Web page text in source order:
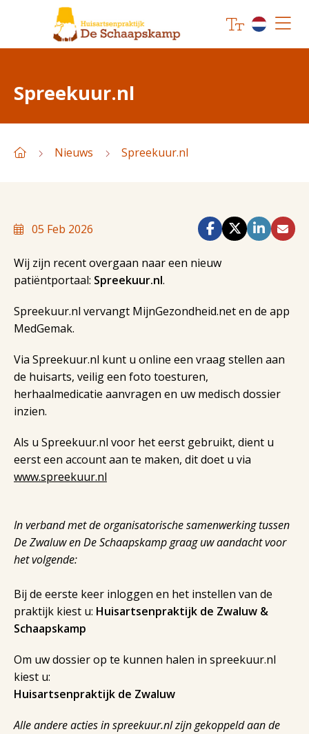
Spreekuur.nl
Nieuws Spreekuur.nl
05 Feb 2026
Wij zijn recent overgaan naar een nieuw
patiëntportaal: Spreekuur.nl.
Spreekuur.nl vervangt MijnGezondheid.net en de app
MedGemak.
Via Spreekuur.nl kunt u online een vraag stellen aan
de huisarts, veilig een foto toesturen,
herhaalmedicatie aanvragen en uw medisch dossier
inzien.
Als u Spreekuur.nl voor het eerst gebruikt, dient u
eerst een account aan te maken, dit doet u via
www.spreekuur.nl
In verband met de organisatorische samenwerking tussen
De Zwaluw en De Schaapskamp graag uw aandacht voor
het volgende:
Bij de eerste keer inloggen en het instellen van de
praktijk kiest u: Huisartsenpraktijk de Zwaluw &
Schaapskamp
Om uw dossier op te kunnen halen in spreekuur.nl
kiest u:
Huisartsenpraktijk de Zwaluw
Alle andere acties in spreekuur.nl zijn gekoppeld aan de